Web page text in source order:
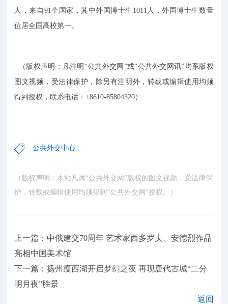
人，来自91个国家，其中外国博士生1011人，外国博士生数量
位居全国高校第一。
（版权声明：凡注明“公共外交网”或“公共外交网讯”均系版权
图文视频，受法律保护，除另有注明外，转载或编辑使用均须
得到授权，联系电话：+8610-85804320）
公共外交中心
（版权声明：本站凡属“公共外交网”版权的图文视频，受法律保
护，转载或编辑使用均须得到“公共外交网”授权。）
上一篇：中俄建交70周年 艺术家西多罗夫、安德烈作品
亮相中国美术馆
下一篇：扬州瘦西湖开启梦幻之夜 再现唐代古城“二分
明月夜”胜景
返回